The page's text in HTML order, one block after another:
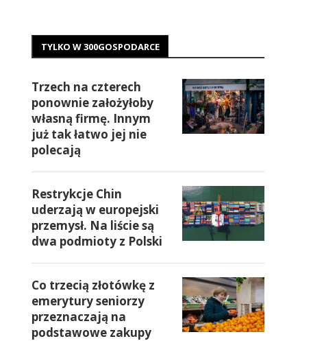
TYLKO W 300GOSPODARCE
Trzech na czterech
ponownie założyłoby
własną firmę. Innym
już tak łatwo jej nie
polecają
Restrykcje Chin
uderzają w europejski
przemysł. Na liście są
dwa podmioty z Polski
Co trzecią złotówkę z
emerytury seniorzy
przeznaczają na
podstawowe zakupy